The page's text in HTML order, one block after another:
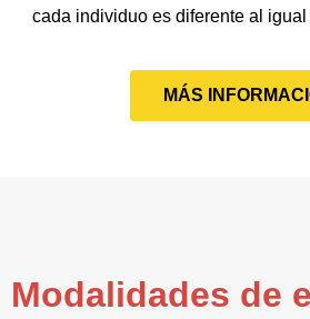
cada individuo es diferente al
MÁS
Modalidades de